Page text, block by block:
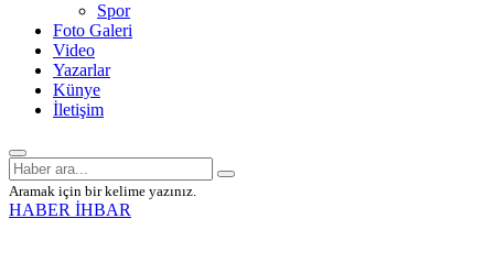
Spor
Foto Galeri
Video
Yazarlar
Künye
İletişim
Aramak için bir kelime yazınız.
HABER İHBAR